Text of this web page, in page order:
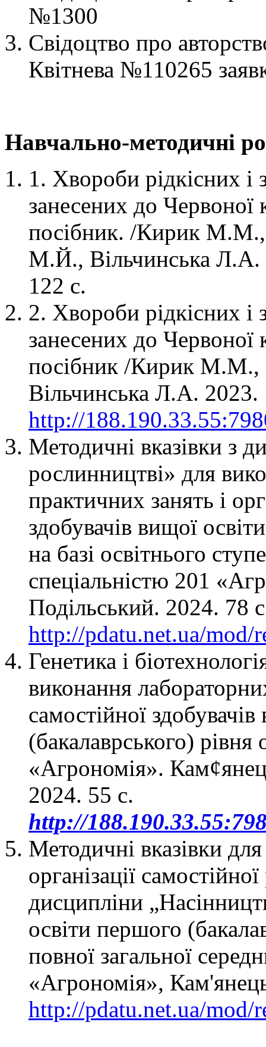
№1300
Свідоцтво про
Квітнева №110265
Навчально-методичні
1. Хвороби рідкісних
занесених до
посібник. /Кирик
М.Й., Вільчинська Л.А.
122 с.
2. Хвороби рідкісних
занесених до
посібник /Кирик
Вільчинська Л.А. 2023.
http://
Методичні вказівки з
рослинництві» для
практичних занять і
здобувачів вищої
на базі освітнього
спеціальністю 201
Подільський. 2024. 78
http://pdatu.net.ua/mod/
Генетика і
виконання
самостійної
(бакалаврського) рівня
«Агрономія».
2024. 55 с.
http://
Методичні вказівки
організації
дисципліни
освіти першого
повної загальної
«Агрономія»,
http://pdatu.net.ua/mod/